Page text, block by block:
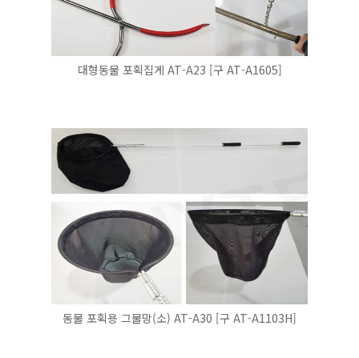
대형동물 포획집게 AT-A23 [구 AT-A1605]
동물 포획용 그물망(소) AT-A30 [구 AT-A1103H]